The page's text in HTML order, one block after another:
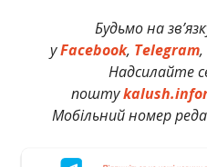
Будьмо на
уFacebook, Telegram,
Надсилайте
пошту
Мобільний номер